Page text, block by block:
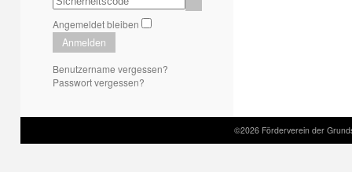
Angemeldet bleiben
Anmelden
Benutzername vergessen?
Passwort vergessen?
©2026 Förderverein der